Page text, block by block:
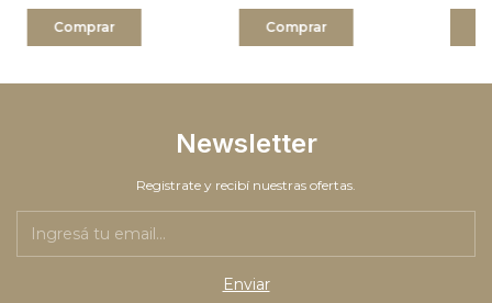
Newsletter
Registrate y recibí nuestras ofertas.